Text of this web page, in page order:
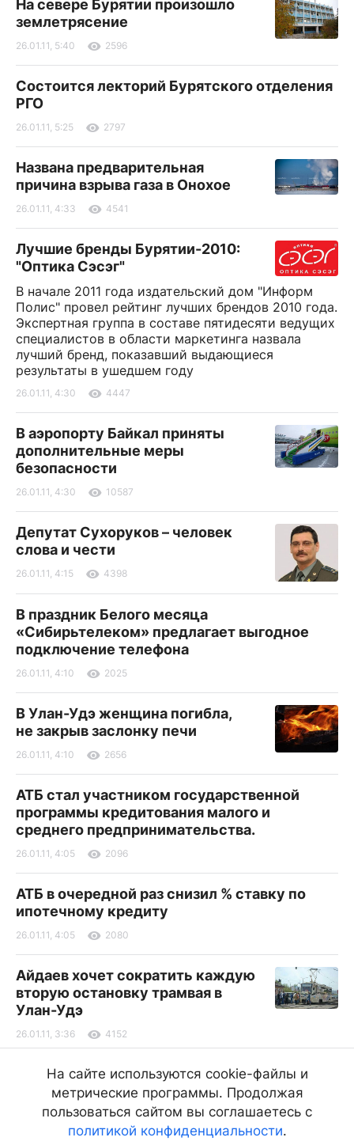
На севере Бурятии произошло
землетрясение
26.01.11, 5:40 2596
Состоится лекторий Бурятского отделения
РГО
26.01.11, 5:25 2797
Названа предварительная
причина взрыва газа в Онохое
26.01.11, 4:33 4541
Лучшие бренды Бурятии-2010:
"Оптика Сэсэг"
В начале 2011 года издательский дом "Информ
Полис" провел рейтинг лучших брендов 2010 года.
Экспертная группа в составе пятидесяти ведущих
специалистов в области маркетинга назвала
лучший бренд, показавший выдающиеся
результаты в ушедшем году
26.01.11, 4:30 4447
В аэропорту Байкал приняты
дополнительные меры
безопасности
26.01.11, 4:30 10587
Депутат Сухоруков – человек
слова и чести
26.01.11, 4:15 4398
В праздник Белого месяца
«Сибирьтелеком» предлагает выгодное
подключение телефона
26.01.11, 4:10 2025
В Улан-Удэ женщина погибла,
не закрыв заслонку печи
26.01.11, 4:10 2656
АТБ стал участником государственной
программы кредитования малого и
среднего предпринимательства.
26.01.11, 4:05 2096
АТБ в очередной раз снизил % ставку по
ипотечному кредиту
26.01.11, 4:05 2080
Айдаев хочет сократить каждую
вторую остановку трамвая в
Улан-Удэ
26.01.11, 3:36 4152
Теракт в аэропорту Домодедово:
35 погибших, более 150
пострадавших
26.01.11, 3:25 12255
На сайте используются cookie-файлы и
метрические программы. Продолжая
пользоваться сайтом вы соглашаетесь с
политикой конфиденциальности.